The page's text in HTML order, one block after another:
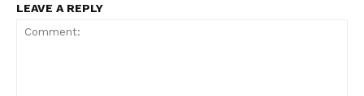
LEAVE A REPLY